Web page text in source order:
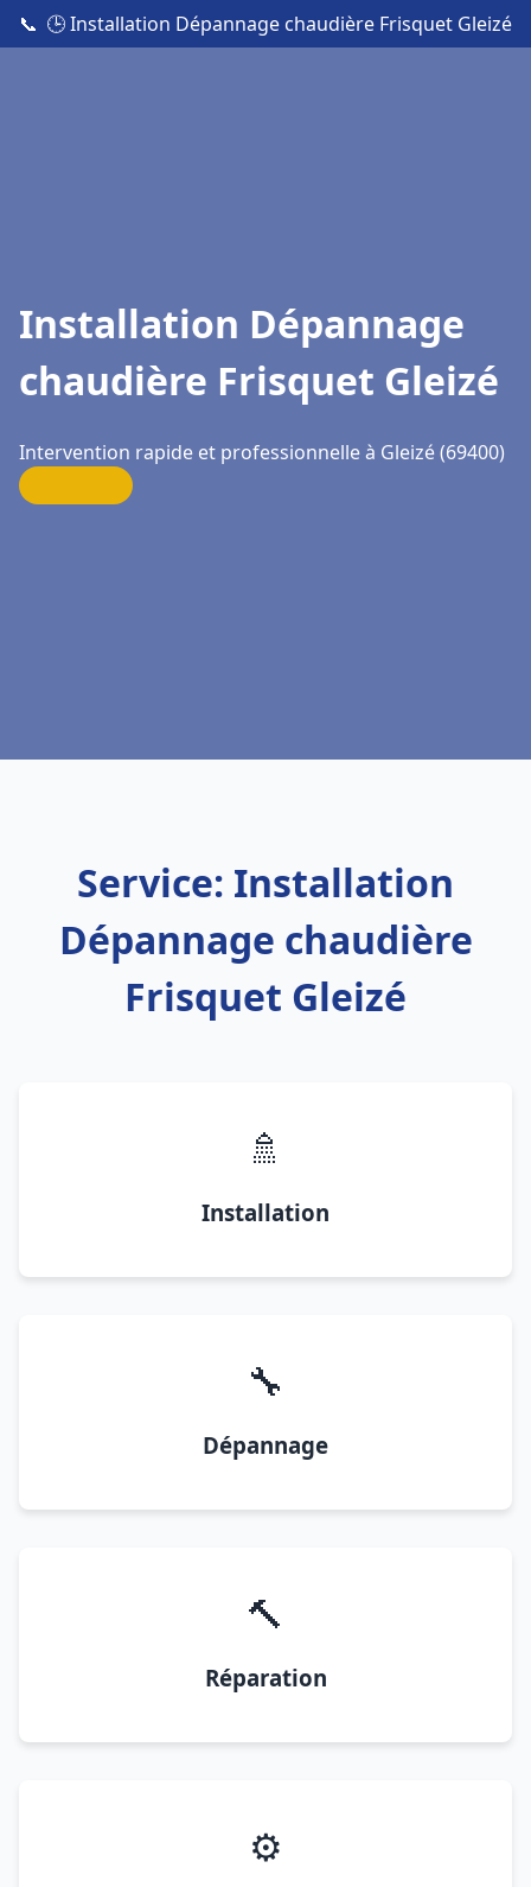
📞 🕒 Installation Dépannage chaudière Frisquet Gleizé
Installation Dépannage
chaudière Frisquet Gleizé
Intervention rapide et professionnelle à Gleizé (69400)
Service: Installation
Dépannage chaudière
Frisquet Gleizé
🚿
Installation
🔧
Dépannage
🔨
Réparation
⚙️